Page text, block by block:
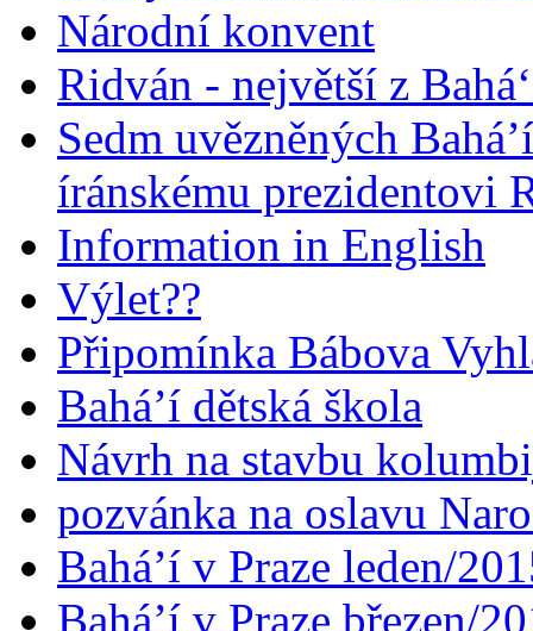
Národní konvent
Ridván - největší z
Sedm uvězněných
íránskému prezidentovi
Information in English
Výlet??
Připomínka Bábova
Bahá’í dětská škola
Návrh na stavbu
pozvánka na oslavu
Bahá’í v Praze leden/
Bahá’í v Praze březen/